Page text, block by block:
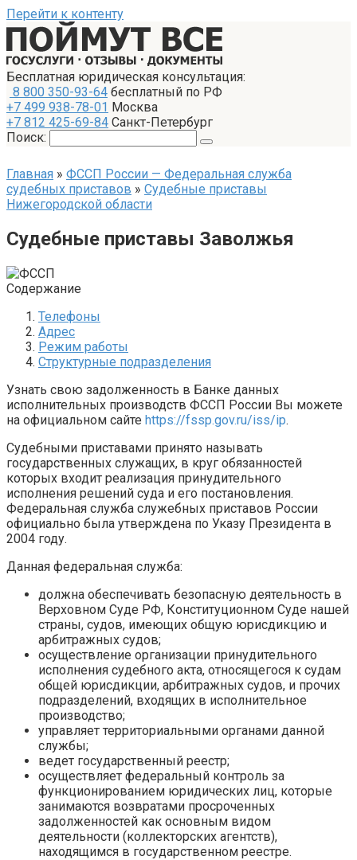
Перейти к контенту
Бесплатная юридическая консультация:
8 800 350-93-64 бесплатный по РФ
+7 499 938-78-01 Москва
+7 812 425-69-84 Санкт-Петербург
Поиск:
Главная » ФССП России — Федеральная служба
судебных приставов » Судебные приставы
Нижегородской области
Судебные приставы Заволжья
Содержание
Телефоны
Адрес
Режим работы
Структурные подразделения
Узнать свою задолженность в Банке данных
исполнительных производств ФССП России Вы можете
на официальном сайте https://fssp.gov.ru/iss/ip.
Судебными приставами принято называть
государственных служащих, в круг обязанностей
которых входит реализация принудительного
исполнения решений суда и его постановления.
Федеральная служба служебных приставов России
официально была утверждена по Указу Президента в
2004 году.
Данная федеральная служба:
должна обеспечивать безопасную деятельность в
Верховном Суде РФ, Конституционном Суде нашей
страны, судов, имеющих общую юрисдикцию и
арбитражных судов;
осуществление организации принудительного
исполнения судебного акта, относящегося к судам
общей юрисдикции, арбитражных судов, и прочих
подразделений, входящих в исполнительное
производство;
управляет территориальными органами данной
службы;
ведет государственный реестр;
осуществляет федеральный контроль за
функционированием юридических лиц, которые
занимаются возвратами просроченных
задолженностей как основным видом
деятельности (коллекторских агентств),
находящимся в государственном реестре.